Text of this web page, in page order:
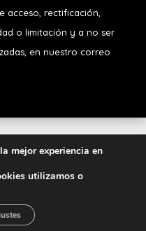
acceso, rectificación,
o limitación y a no ser
en nuestro correo
empresa deGrupo
Cookies
mejor experiencia en
utilizamos o